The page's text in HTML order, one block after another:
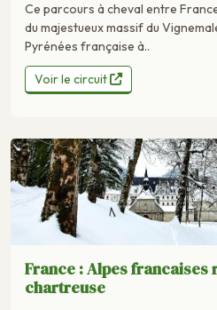
Ce parcours à cheval entre
du majestueux massif du
Pyrénées française à..
Voir le circuit
France : Alpes francaises
chartreuse